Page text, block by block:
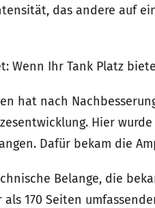
das andere auf
Wenn Ihr Tank Platz
hat nach
Hier
Dafür bekam die
Belange, die
170 Seiten